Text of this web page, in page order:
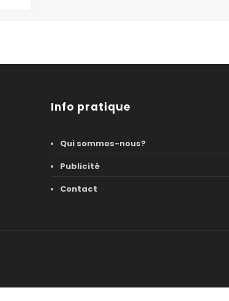
Info pratique
Qui sommes-nous?
Publicité
Contact